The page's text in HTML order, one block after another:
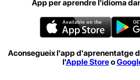
App per aprendre l'idioma
Aconsegueix l'app d'aprenentatge
l'Apple Storeo